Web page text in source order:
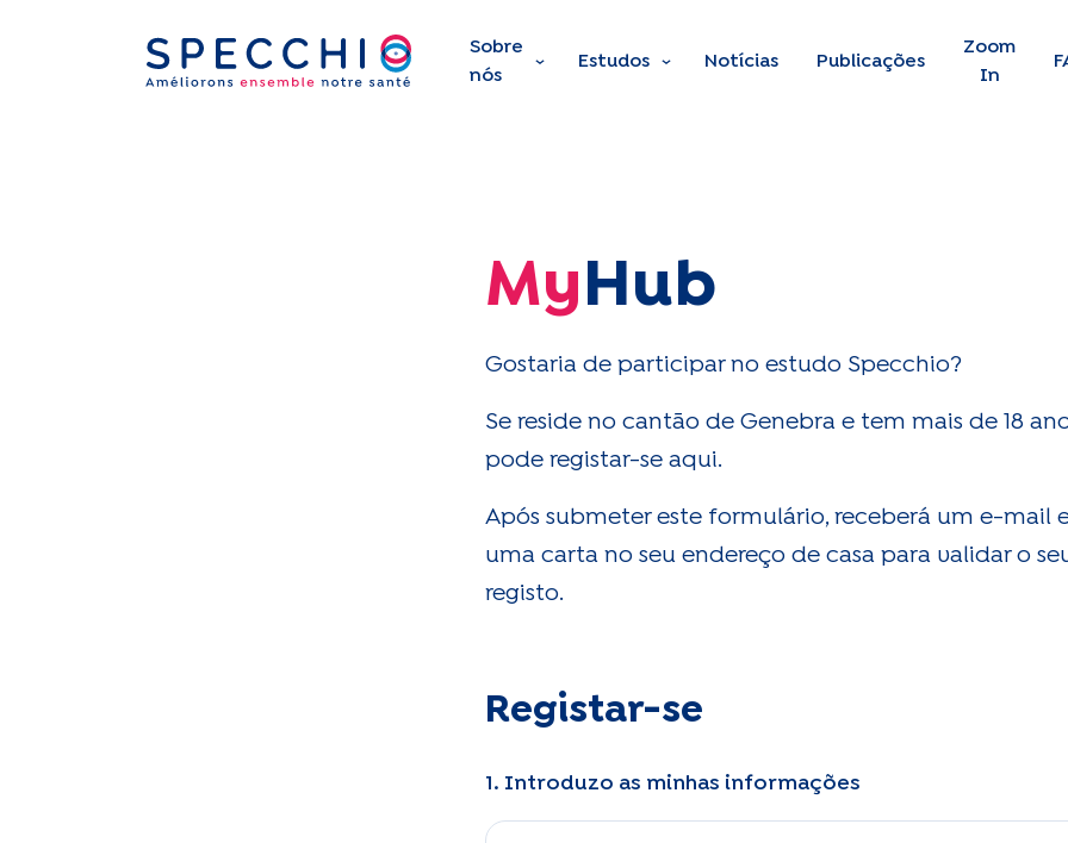
Skip to main content
Sobre
nós
Estudos Notícias Publicações
Zoom
In
My Hub
Gostaria de participar no estudo Specchio?
Se reside no cantão de Genebra e tem mais de 18
pode registar-se aqui.
Após submeter este formulário, receberá um e-mail
uma carta no seu endereço de casa para validar o
registo.
Registar-se
1. Introduzo as minhas informações